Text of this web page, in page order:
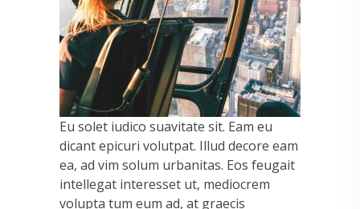
Eu solet iudico suavitate sit. Eam eu
dicant epicuri volutpat. Illud decore eam
ea, ad vim solum urbanitas. Eos feugait
intellegat interesset ut, mediocrem
volupta tum eum ad, at graecis